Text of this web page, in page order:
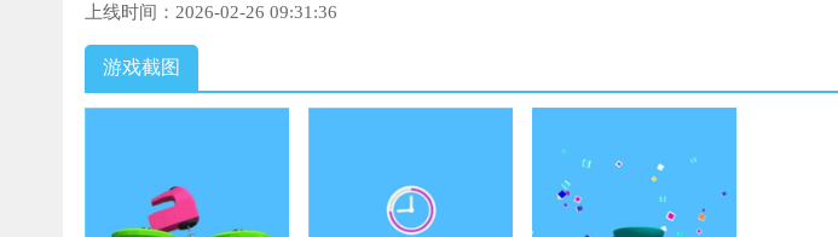
上线时间： 2026-02-26 09:31:36
游戏截图